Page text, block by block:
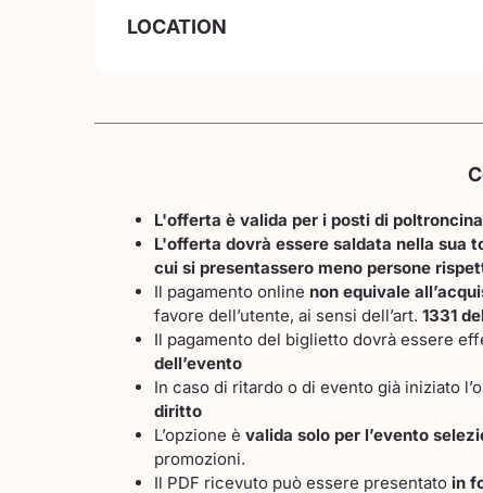
LOCATION
L'offerta è valida per i posti di
L'offerta dovrà essere saldata nella sua
cui si presentassero meno persone
Il pagamento online non equivale
favore dell’utente, ai sensi dell’art. 1331
Il pagamento del biglietto dovrà essere
dell’evento
In caso di ritardo o di evento già iniziato
diritto
L’opzione è valida solo per l’evento
promozioni.
Il PDF ricevuto può essere presentato in